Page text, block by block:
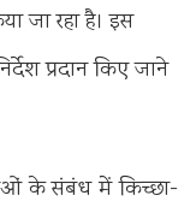
जा रहा है। इस
प्रदान किए जाने
के संबंध में किच्छा-